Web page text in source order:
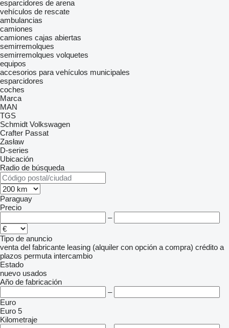
esparcidores de arena
vehículos de rescate
ambulancias
camiones
camiones cajas abiertas
semirremolques
semirremolques volquetes
equipos
accesorios para vehículos municipales
esparcidores
coches
Marca
MAN
TGS
Schmidt Volkswagen
Crafter Passat
Zasław
D-series
Ubicación
Radio de búsqueda
Paraguay
Precio
–
Tipo de anuncio
venta del fabricante leasing (alquiler con opción a compra) crédito a
plazos permuta intercambio
Estado
nuevo usados
Año de fabricación
–
Euro
Euro 5
Kilometraje